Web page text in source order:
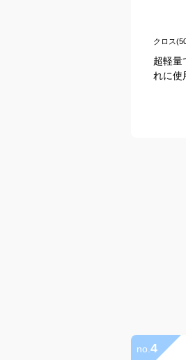
クロス
超軽量
れに使
no. 4